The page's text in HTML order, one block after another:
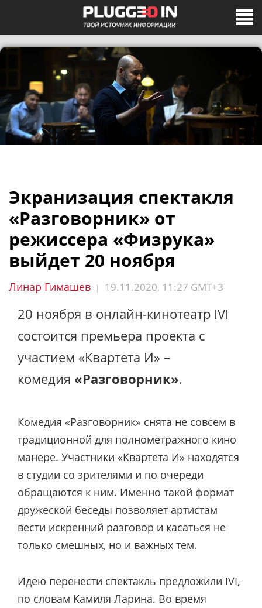
Экранизация спектакля
«Разговорник» от
режиссера «Физрука»
выйдет 20 ноября
Линар Гимашев | 19.11.2020, 11:27 GMT+3
20 ноября в онлайн-кинотеатр IVI
состоится премьера проекта с
участием «Квартета И» –
комедия «Разговорник».
Комедия «Разговорник» снята не совсем в
традиционной для полнометражного кино
манере. Участники «Квартета И» находятся
в студии со зрителями и по очереди
обращаются к ним. Именно такой формат
дружеской беседы позволяет артистам
вести искренний разговор и касаться не
только смешных, но и важных тем.
Идею перенести спектакль предложили IVI,
по словам Камиля Ларина. Во время